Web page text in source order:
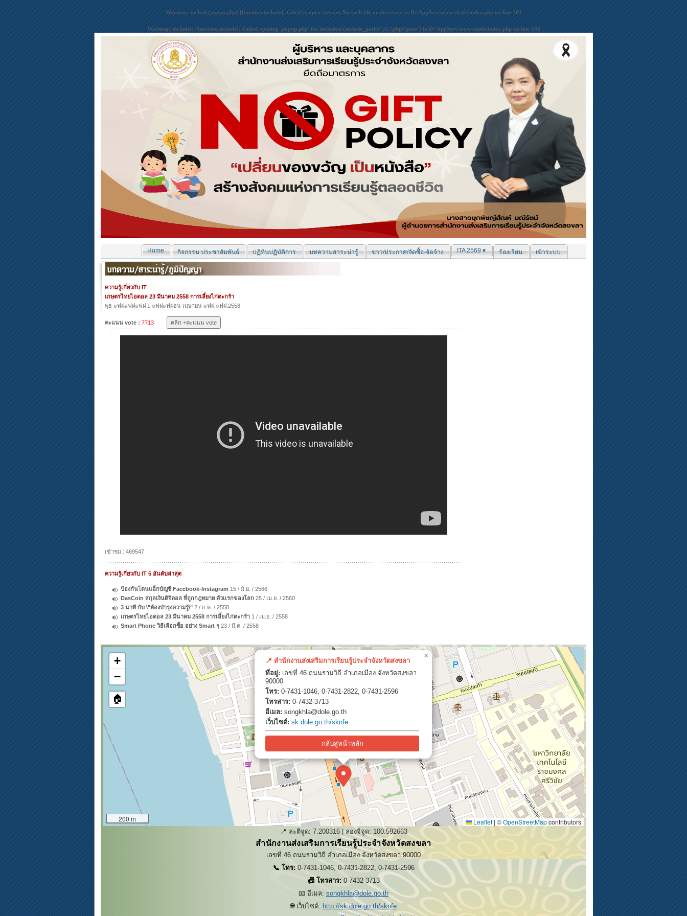
Warning: include(popup.php) [function.include]: failed to open stream: No such file or directory inD:\AppServ\www\sknfe\index.phpon line184
Warning: include() [function.include]: Failed opening 'popup.php' for inclusion (include_path='.;C:\php5\pear') inD:\AppServ\www\sknfe\index.phpon line184
Home กิจกรรม ประชาสัมพันธ์ ปฏิทินปฏิบัติการ บทความสาระน่ารู้ ข่าว/ประกาศ/จัดซื้อ-จัดจ้าง ITA 2569 ▾ ร้องเรียน เข้าระบบ
ความรู้เกี่ยวกับ IT
เกษตรไทยไอดอล 23 มีนาคม 2558 การเลี้ยงไก่ตะกร้า
พุธ ๏ฟฝ๏ฟฝ๏ฟฝ 1 ๏ฟฝ๏ฟฝอน เมษายน ๏ฟฝ.๏ฟฝ.2558
คะแนน vote : 7713
เข้าชม : 469547
ความรู้เกี่ยวกับ IT 5 อันดับล่าสุด
ป้องกันโดนแฮ็กบัญชี Facebook-Instagram 15 / มิ.ย. / 2566
DasCoin สกุลเงินดิจิตอล ที่ถูกกฎหมาย ตัวเเรกของโลก 25 / เม.ย. / 2560
3 นาที กับ \"ห้องบำรุงความรู้\" 2 / ก.ค. / 2558
เกษตรไทยไอดอล 23 มีนาคม 2558 การเลี้ยงไก่ตะกร้า 1 / เม.ย. / 2558
Smart Phone วิธีเลือกซื้อ อย่าง Smart ๆ 23 / มี.ค. / 2558
📍 สำนักงานส่งเสริมการเรียนรู้ประจำจังหวัดสงขลา
ที่อยู่: เลขที่ 46 ถนนรามวิถี อำเภอเมือง จังหวัดสงขลา
90000
โทร: 0-7431-1046, 0-7431-2822, 0-7431-2596
โทรสาร: 0-7432-3713
อีเมล: songkhla@dole.go.th
เว็บไซต์: sk.dole.go.th/sknfe
กลับสู่หน้าหลัก
×
+
−
🏠
200 m Leaflet | ©OpenStreetMapcontributors
📍 ละติจูด: 7.200316| ลองจิจูด: 100.592663
สำนักงานส่งเสริมการเรียนรู้ประจำจังหวัดสงขลา
เลขที่ 46 ถนนรามวิถี อำเภอเมือง จังหวัดสงขลา 90000
📞 โทร:0-7431-1046, 0-7431-2822, 0-7431-2596
📠 โทรสาร: 0-7432-3713
📧 อีเมล: songkhla@dole.go.th
🌐 เว็บไซต์: http://sk.dole.go.th/sknfe